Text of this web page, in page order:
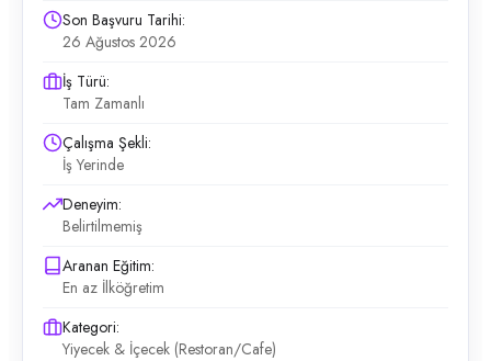
Son Başvuru Tarihi:
26 Ağustos 2026
İş Türü:
Tam Zamanlı
Çalışma Şekli:
İş Yerinde
Deneyim:
Belirtilmemiş
Aranan Eğitim:
En az İlköğretim
Kategori:
Yiyecek & İçecek (Restoran/Cafe)